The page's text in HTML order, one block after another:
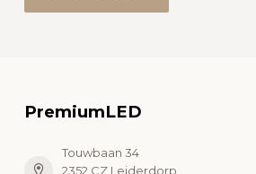
PremiumLED
Touwbaan 34
2352 CZ Leiderdorp